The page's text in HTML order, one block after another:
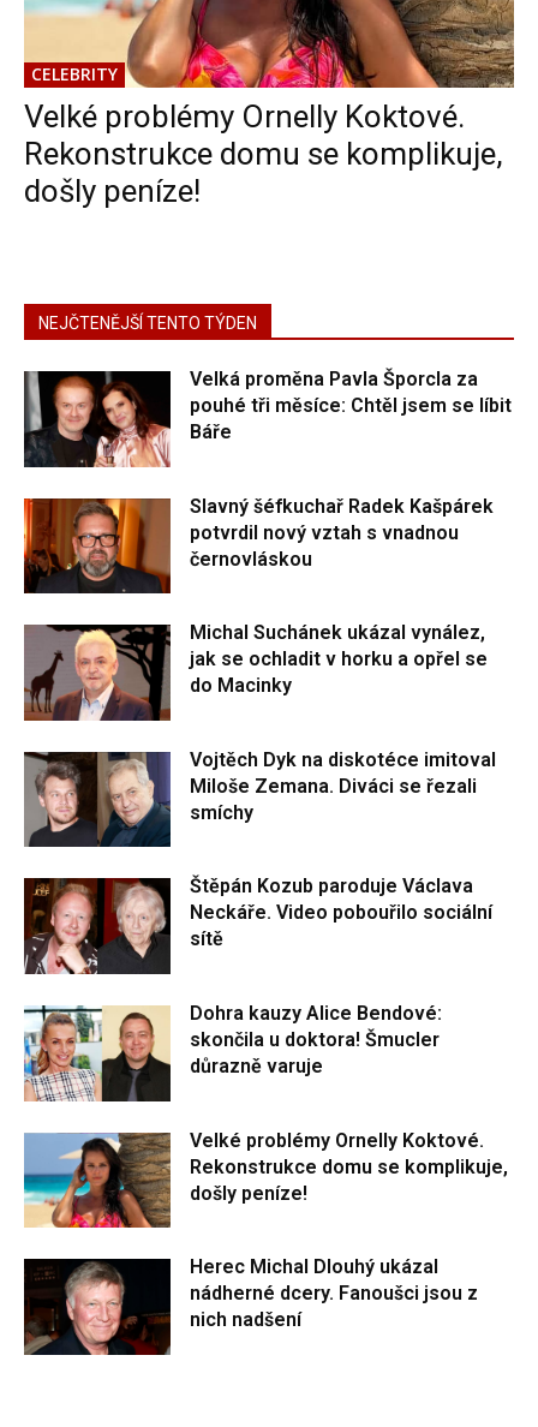
CELEBRITY
Velké problémy Ornelly Koktové.
Rekonstrukce domu se komplikuje,
došly peníze!
NEJČTENĚJŠÍ TENTO TÝDEN
Velká proměna Pavla Šporcla za
pouhé tři měsíce: Chtěl jsem se líbit
Báře
Slavný šéfkuchař Radek Kašpárek
potvrdil nový vztah s vnadnou
černovláskou
Michal Suchánek ukázal vynález,
jak se ochladit v horku a opřel se
do Macinky
Vojtěch Dyk na diskotéce imitoval
Miloše Zemana. Diváci se řezali
smíchy
Štěpán Kozub paroduje Václava
Neckáře. Video pobouřilo sociální
sítě
Dohra kauzy Alice Bendové:
skončila u doktora! Šmucler
důrazně varuje
Velké problémy Ornelly Koktové.
Rekonstrukce domu se komplikuje,
došly peníze!
Herec Michal Dlouhý ukázal
nádherné dcery. Fanoušci jsou z
nich nadšení